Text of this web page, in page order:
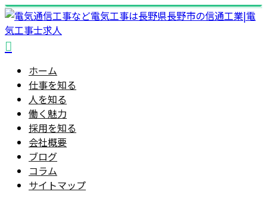
ホーム
仕事を知る
人を知る
働く魅力
採用を知る
会社概要
ブログ
コラム
サイトマップ